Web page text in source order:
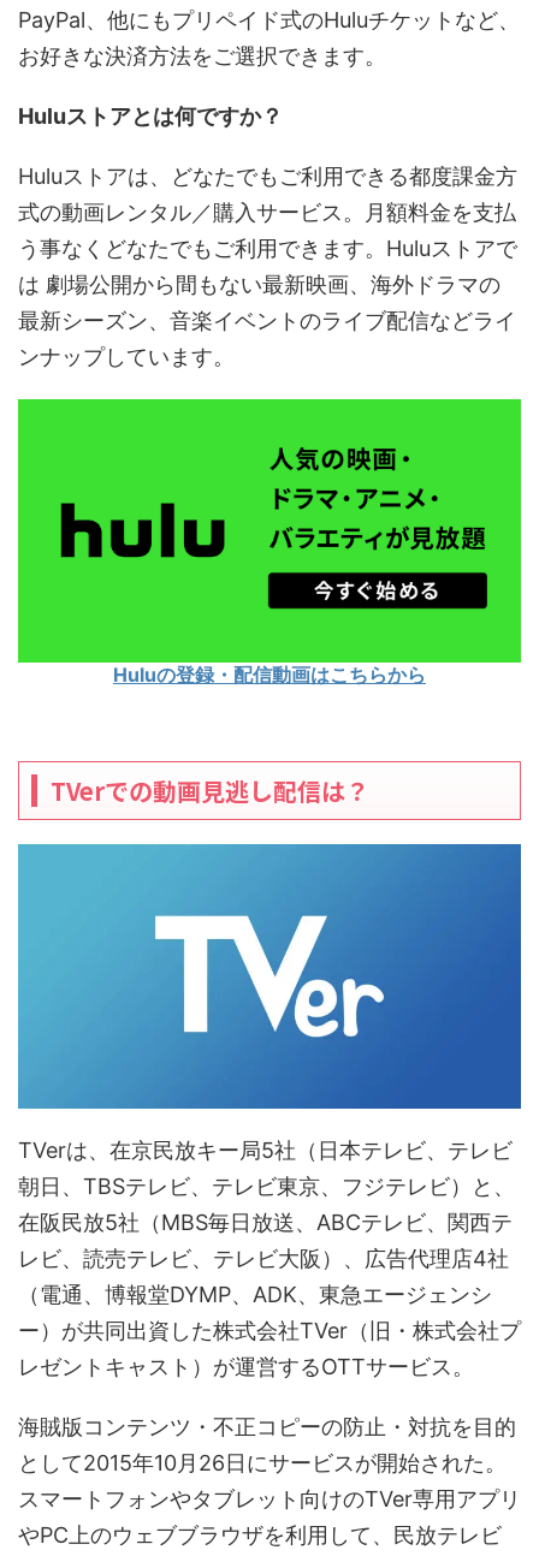
PayPal、他にもプリペイド式のHuluチケットなど、
お好きな決済方法をご選択できます。
Huluストアとは何ですか？
Huluストアは、どなたでもご利用できる都度課金方
式の動画レンタル／購入サービス。月額料金を支払
う事なくどなたでもご利用できます。Huluストアで
は 劇場公開から間もない最新映画、海外ドラマの
最新シーズン、音楽イベントのライブ配信などライ
ンナップしています。
Huluの登録・配信動画はこちらから
TVerでの動画見逃し配信は？
TVerは、在京民放キー局5社（日本テレビ、テレビ
朝日、TBSテレビ、テレビ東京、フジテレビ）と、
在阪民放5社（MBS毎日放送、ABCテレビ、関西テ
レビ、読売テレビ、テレビ大阪）、広告代理店4社
（電通、博報堂DYMP、ADK、東急エージェンシ
ー）が共同出資した株式会社TVer（旧・株式会社プ
レゼントキャスト）が運営するOTTサービス。
海賊版コンテンツ・不正コピーの防止・対抗を目的
として2015年10月26日にサービスが開始された。
スマートフォンやタブレット向けのTVer専用アプリ
やPC上のウェブブラウザを利用して、民放テレビ